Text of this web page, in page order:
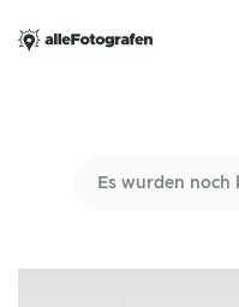
Es wurden noch